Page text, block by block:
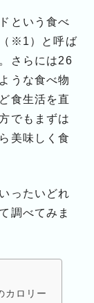
という食べ
※1）と呼ば
さらには26
うな食べ物
食生活を直
でもまずは
美味しく食
ったいどれ
調べてみま
カロリー